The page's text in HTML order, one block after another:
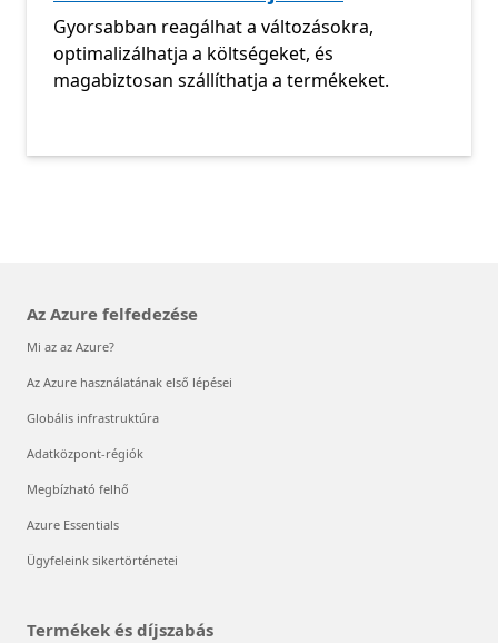
Gyorsabban reagálhat a változásokra,
optimalizálhatja a költségeket, és
magabiztosan szállíthatja a termékeket.
Az Azure felfedezése
Mi az az Azure?
Az Azure használatának első lépései
Globális infrastruktúra
Adatközpont-régiók
Megbízható felhő
Azure Essentials
Ügyfeleink sikertörténetei
Termékek és díjszabás